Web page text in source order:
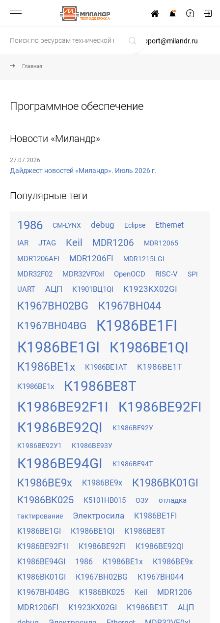
ТЕХПОДДЕРЖКА
support@milandr.ru
Главная
Программное обеспечение
Новости «Миландр»
27.07.2026
Дайджест новостей «Миландр». Июль 2026 г.
Популярные теги
1986 CM-LYNX debug Eclipse Ethernet
IAR JTAG Keil MDR1206 MDR12065
MDR1206AFI MDR1206FI MDR1215LGI
MDR32F02 MDR32VF0xI OpenOCD RISC-V SPI
UART АЦП К1901ВЦ1QI К1923КХ02GI
К1967ВН02BG К1967ВН044
К1967ВН04BG
К1986ВЕ1FI
К1986ВЕ1GI
К1986ВЕ1QI
К1986ВЕ1x К1986ВЕ1АТ К1986ВЕ1Т
К1986ВЕ1х
К1986ВЕ8Т
К1986ВЕ92F1I
К1986ВЕ92FI
К1986ВЕ92QI
К1986ВЕ92У
К1986ВЕ92У1 К1986ВЕ93У
К1986ВЕ94GI К1986ВЕ94Т
К1986ВЕ9x К1986ВЕ9х К1986ВК01GI
К1986ВК025 К5101НВ015 ОЗУ отладка
тактирование Электросила
К1986ВЕ1FI
К1986ВЕ1GI
К1986ВЕ1QI
К1986ВЕ8Т
К1986ВЕ92F1I
К1986ВЕ92FI
К1986ВЕ92QI
К1986ВЕ94GI
1986 К1986ВЕ1x
К1986ВЕ9x
К1986ВК01GI
К1967ВН02BG
К1967ВН044
К1967ВН04BG
К1986ВК025 Keil
MDR1206
MDR1206FI
К1923КХ02GI К1986ВЕ1Т
АЦП